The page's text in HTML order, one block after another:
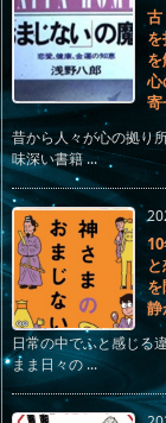
古
心
寄
昔から人々が心の拠り
味深い書籍 ...
を
静
日常の中でふと感じる
まま日々の ...